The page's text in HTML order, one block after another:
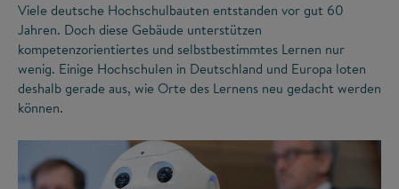
Viele deutsche Hochschulbauten entstanden vor gut 60
Jahren. Doch diese Gebäude unterstützen
kompetenzorientiertes und selbstbestimmtes Lernen nur
wenig. Einige Hochschulen in Deutschland und Europa loten
deshalb gerade aus, wie Orte des Lernens neu gedacht werden
können.